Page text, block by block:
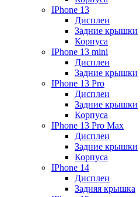
IPhone 13
Дисплеи
Задние крышки
Корпуса
IPhone 13 mini
Дисплеи
Задние крышки
IPhone 13 Pro
Дисплеи
Задние крышки
Корпуса
IPhone 13 Pro Max
Дисплеи
Задние крышки
Корпуса
IPhone 14
Дисплеи
Задняя крышка